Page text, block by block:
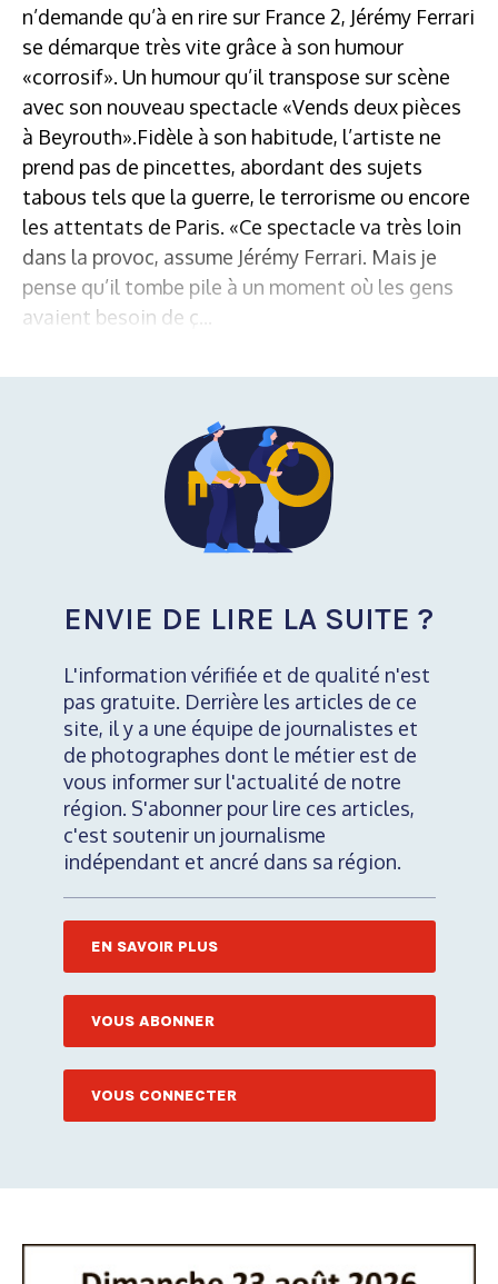
n’demande qu’à en rire sur France 2, Jérémy Ferrari
se démarque très vite grâce à son humour
«corrosif». Un humour qu’il transpose sur scène
avec son nouveau spectacle «Vends deux pièces
à Beyrouth».Fidèle à son habitude, l’artiste ne
prend pas de pincettes, abordant des sujets
tabous tels que la guerre, le terrorisme ou encore
les attentats de Paris. «Ce spectacle va très loin
dans la provoc, assume Jérémy Ferrari. Mais je
pense qu’il tombe pile à un moment où les gens
avaient besoin de ç...
ENVIE DE LIRE LA SUITE ?
L'information vérifiée et de qualité n'est
pas gratuite. Derrière les articles de ce
site, il y a une équipe de journalistes et
de photographes dont le métier est de
vous informer sur l'actualité de notre
région. S'abonner pour lire ces articles,
c'est soutenir un journalisme
indépendant et ancré dans sa région.
EN SAVOIR PLUS
VOUS ABONNER
VOUS CONNECTER